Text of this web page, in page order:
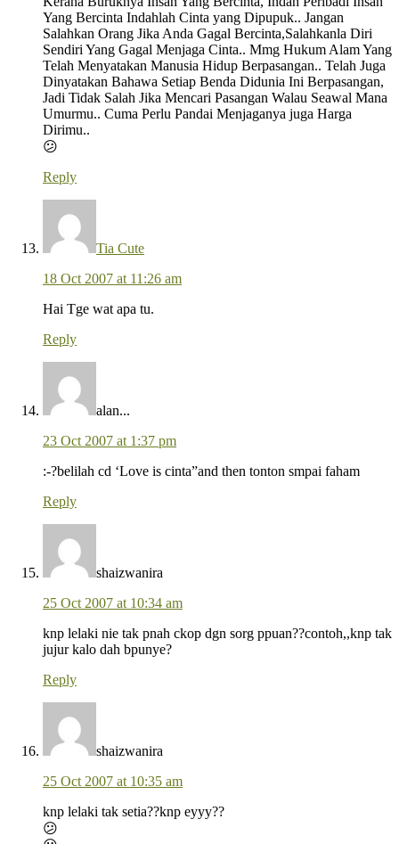
Yang Bercinta Indahlah Cinta yang Dipupuk.. Jangan
Salahkan Orang Jika Anda Gagal Bercinta,Salahkanla Diri
Sendiri Yang Gagal Menjaga Cinta.. Mmg Hukum Alam Yang
Telah Menyatakan Manusia Hidup Berpasangan.. Telah Juga
Dinyatakan Bahawa Setiap Benda Didunia Ini Berpasangan,
Jadi Tidak Salah Jika Mencari Pasangan Walau Seawal Mana
Umurmu.. Cuma Perlu Pandai Menjaganya juga Harga
Dirimu..
😕
Reply
Tia Cute
18 Oct 2007 at 11:26 am
Hai Tge wat apa tu.
Reply
alan...
23 Oct 2007 at 1:37 pm
:-?belilah cd ‘Love is cinta”and then tonton smpai faham
Reply
shaizwanira
25 Oct 2007 at 10:34 am
knp lelaki nie tak pnah ckop dgn sorg ppuan??contoh,,knp tak
jujur kalo dah bpunye?
Reply
shaizwanira
25 Oct 2007 at 10:35 am
knp lelaki tak setia??knp eyyy??
😕